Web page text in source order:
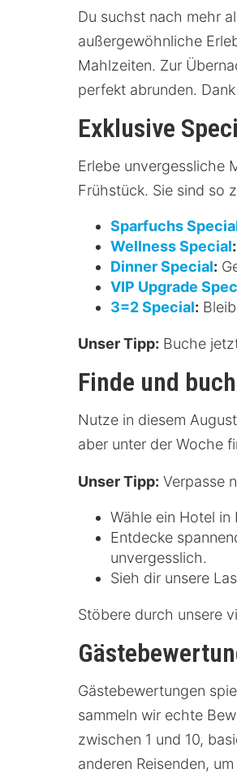
Du suchst nach mehr
außergewöhnliche
Mahlzeiten. Zur
perfekt abrunden.
Exklusive
Erlebe unvergessliche
Frühstück. Sie sind so
Sparfuchs
Wellness Special:
Dinner Special:
VIP Upgrade
3=2 Special:
Unser Tipp: Buche
Finde und
Nutze in diesem
aber unter der Woche
Unser Tipp: Verpasse
Wähle ein Hotel
Entdecke
unvergesslich.
Sieh dir unsere
Stöbere durch unsere
Gästebewertungen
sammeln wir echte
zwischen 1 und 10,
anderen Reisenden,